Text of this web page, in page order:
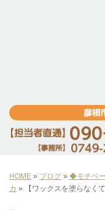
HOME » ブログ » ◆モチベ
カ » 【ワックスを塗らなく